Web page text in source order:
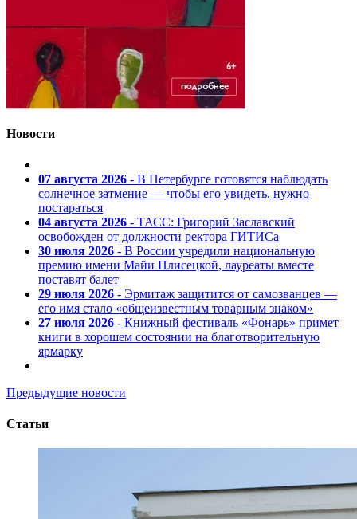
Новости
07 августа 2026 - В Петербурге готовятся наблюдать
солнечное затмение — чтобы его увидеть, нужно
постараться
04 августа 2026 - ТАСС: Григорий Заславский
освобожден от должности ректора ГИТИСа
30 июля 2026 - В России учредили национальную
премию имени Майи Плисецкой, лауреаты вместе
поставят балет
29 июля 2026 - Эрмитаж защитится от самозванцев —
его имя стало «общеизвестным товарным знаком»
27 июля 2026 - Книжный фестиваль «Фонарь» примет
книги в хорошем состоянии на благотворительную
ярмарку
Предыдущие новости
Статьи